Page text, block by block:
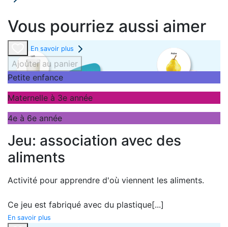
Vous pourriez aussi aimer
En savoir plus
Ajouter au panier
Petite enfance
Maternelle à 3e année
4e à 6e année
Jeu: association avec des
aliments
Activité pour apprendre d'où viennent les aliments.
Ce jeu est fabriqué avec du plastique[...]
En savoir plus